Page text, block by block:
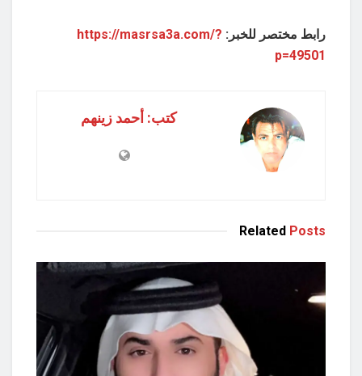
رابط مختصر للخبر: https://masrsa3a.com/?
p=49501
كتب: أحمد زينهم
Related Posts